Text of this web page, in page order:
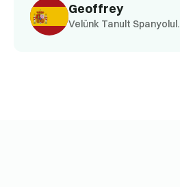
Geoffrey
Velünk Tanult Spanyolul.